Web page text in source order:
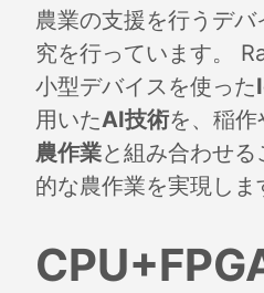
農業の支援を行うデ
究を行っています。
小型デバイスを使った
用いたAI技術を、稲
農作業と組み合わせ
的な農作業を実現しま